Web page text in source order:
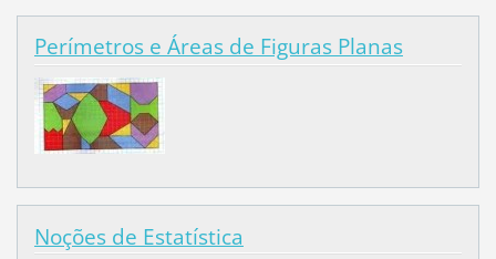
Perímetros e Áreas de Figuras Planas
Noções de Estatística